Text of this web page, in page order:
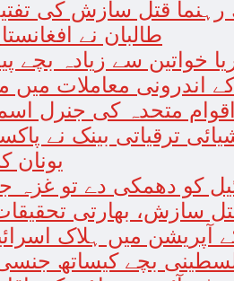
قتل سازش کی
طالبان نے
خواتین سے زیادہ بچے
اندرونی معاملات
اقوام متحدہ کی جنرل
ترقیاتی بینک نے
یونان
کو دھمکی دے تو
سازش، بھارتی تحقیقات
میں ہلاک اسرائیلی
فلسطینی بچے کیساتھ